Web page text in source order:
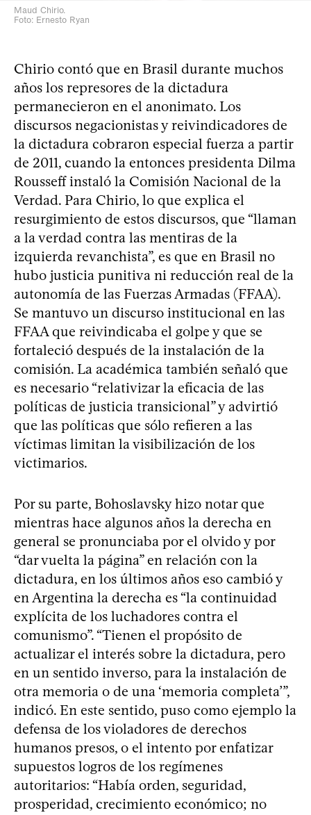
Maud Chirio.
Foto: Ernesto Ryan
Chirio contó que en Brasil durante muchos
años los represores de la dictadura
permanecieron en el anonimato. Los
discursos negacionistas y reivindicadores de
la dictadura cobraron especial fuerza a partir
de 2011, cuando la entonces presidenta Dilma
Rousseff instaló la Comisión Nacional de la
Verdad. Para Chirio, lo que explica el
resurgimiento de estos discursos, que “llaman
a la verdad contra las mentiras de la
izquierda revanchista”, es que en Brasil no
hubo justicia punitiva ni reducción real de la
autonomía de las Fuerzas Armadas (FFAA).
Se mantuvo un discurso institucional en las
FFAA que reivindicaba el golpe y que se
fortaleció después de la instalación de la
comisión. La académica también señaló que
es necesario “relativizar la eficacia de las
políticas de justicia transicional” y advirtió
que las políticas que sólo refieren a las
víctimas limitan la visibilización de los
victimarios.
Por su parte, Bohoslavsky hizo notar que
mientras hace algunos años la derecha en
general se pronunciaba por el olvido y por
“dar vuelta la página” en relación con la
dictadura, en los últimos años eso cambió y
en Argentina la derecha es “la continuidad
explícita de los luchadores contra el
comunismo”. “Tienen el propósito de
actualizar el interés sobre la dictadura, pero
en un sentido inverso, para la instalación de
otra memoria o de una ‘memoria completa’”,
indicó. En este sentido, puso como ejemplo la
defensa de los violadores de derechos
humanos presos, o el intento por enfatizar
supuestos logros de los regímenes
autoritarios: “Había orden, seguridad,
prosperidad, crecimiento económico; no